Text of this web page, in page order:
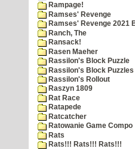
Rampage!
Ramses' Revenge
Ramses' Revenge 2021
Ranch, The
Ransack!
Rasen Maeher
Rassilon's Block Puzzle
Rassilon's Block Puzzles
Rassilon's Rollout
Raszyn 1809
Rat Race
Ratapede
Ratcatcher
Ratowanie Game Compo
Rats
Rats!!! Rats!!! Rats!!!